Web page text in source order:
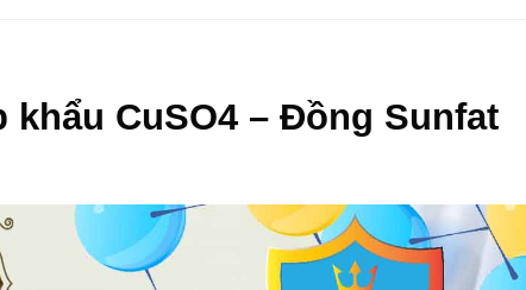
CuSO4 – Đồng Sunfat